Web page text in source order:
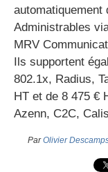
Administrables
MRV
Ils supportent
802.1x, Radius,
HT et de 8 475 €
Azenn, C2C,
ParOlivier